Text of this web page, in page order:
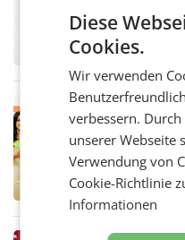
Frühjahr
wieder
RETAIL
Eine
Müller
Über den
Altstoff
Müller-
Diese
Cookies.
Wir verwenden
verbessern.
unserer Webseite
Verwendung von
Cookie-Richtlinie
Informationen